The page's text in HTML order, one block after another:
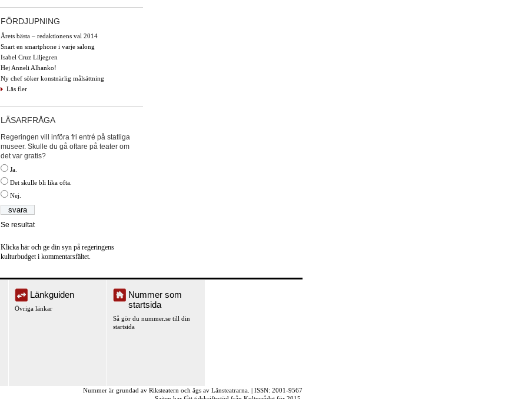
FÖRDJUPNING
Årets bästa – redaktionens val 2014
Snart en smartphone i varje salong
Isabel Cruz Liljegren
Hej Anneli Alhanko!
Ny chef söker konstnärlig målsättning
Läs fler
LÄSARFRÅGA
Regeringen vill införa fri entré på statliga
museer. Skulle du gå oftare på teater om
det var gratis?
Ja.
Det skulle bli lika ofta.
Nej.
Se resultat
Klicka här och ge din syn på regeringens
kulturbudget i kommentarsfältet.
Länkguiden
Övriga länkar
Nummer som
startsida
Så gör du nummer.se till din
startsida
Nummer är grundad av Riksteatern och ägs av Länsteatrarna. | ISSN: 2001-9567